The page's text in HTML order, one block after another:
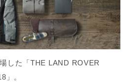
した「THE LAND ROVER
」。